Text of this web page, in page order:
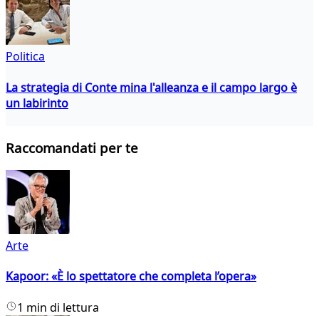
Politica
La strategia di Conte mina l'alleanza e il campo largo è
un labirinto
Raccomandati per te
Arte
Kapoor: «È lo spettatore che completa l’opera»
1 min di lettura